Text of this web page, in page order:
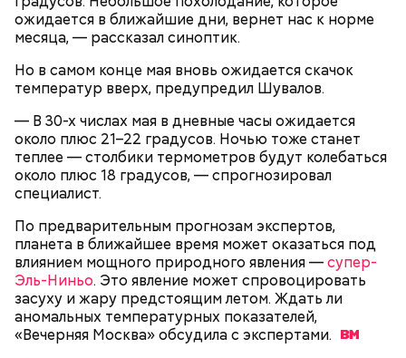
ожидается в ближайшие дни, вернет нас к норме
месяца, — рассказал синоптик.
Но в самом конце мая вновь ожидается скачок
температур вверх, предупредил Шувалов.
— В 30-х числах мая в дневные часы ожидается
около плюс 21–22 градусов. Ночью тоже станет
теплее — столбики термометров будут колебаться
около плюс 18 градусов, — спрогнозировал
специалист.
По предварительным прогнозам экспертов,
планета в ближайшее время может оказаться под
влиянием мощного природного явления —супер-
Эль-Ниньо. Это явление может спровоцировать
засуху и жару предстоящим летом. Ждать ли
аномальных температурных показателей,
«Вечерняя Москва» обсудила с экспертами.
— То, что вы видите, — не пререндеренный ролик.
Это не просто «картинка на стене». Это
интерактивная среда. Она живая. Система зависит
от положения камеры. Поворачиваете объектив —
фон поворачивается вместе с вами. Наклоняете —
меняется перспектива. Это и есть виртуальный
продакшен, — говорит он.
— Одно из самых заметных направлений вашей
деятельности — проверка оплаты проезда
контролерами. Как правильно оплачивать поездку
в транспорте?
становится зас трахов анной. Оплатить можно
«Тройкой», банковской картой, QR-кодом через
дождитесь зеленой галочки.